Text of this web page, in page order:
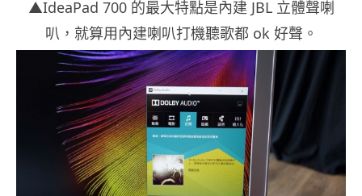
▲IdeaPad 700 的最大特點是內建 JBL 立體聲喇
叭，就算用內建喇叭打機聽歌都 ok 好聲。